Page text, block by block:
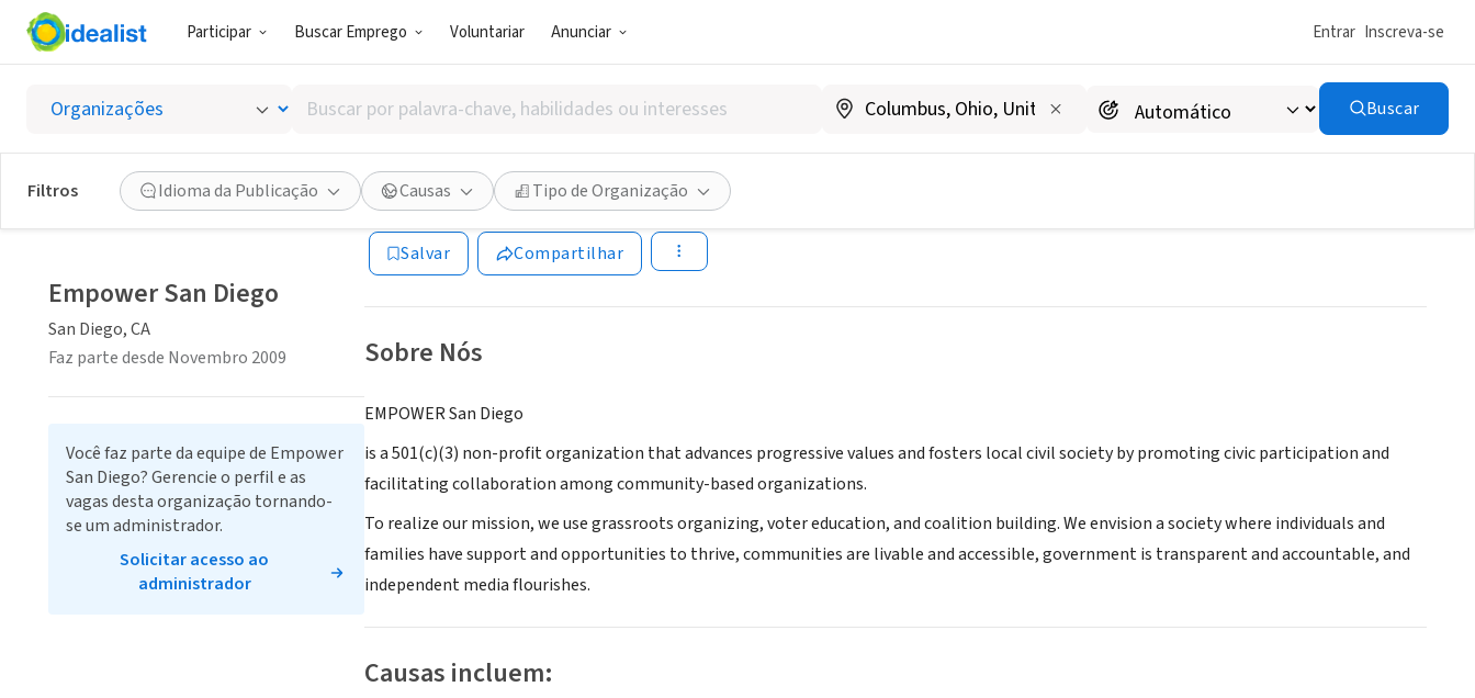
Participar Buscar Emprego Voluntariar Anunciar Entrar Inscreva-se
Buscar
por
palavra-
chave,
habilidades
ou
interesses
Buscar
Filtros Idioma da Publicação Causas Tipo de Organização
Empower San Diego
San Diego, CA| www.empowersandiego.org
Salvar Compartilhar
Sobre Nós
EMPOWER San Diego
is a 501(c)(3) non-profit organization that advances progressive values and fosters local civil society by promoting civic participation and
facilitating collaboration among community-based organizations.
To realize our mission, we use grassroots organizing, voter education, and coalition building. We envision a society where individuals and
families have support and opportunities to thrive, communities are livable and accessible, government is transparent and accountable, and
independent media flourishes.
Causas incluem:
Empower San Diego
San Diego, CA
Faz parte desde Novembro 2009
Você faz parte da equipe de Empower
San Diego? Gerencie o perfil e as
vagas desta organização tornando-
se um administrador.
Solicitar acesso ao
administrador